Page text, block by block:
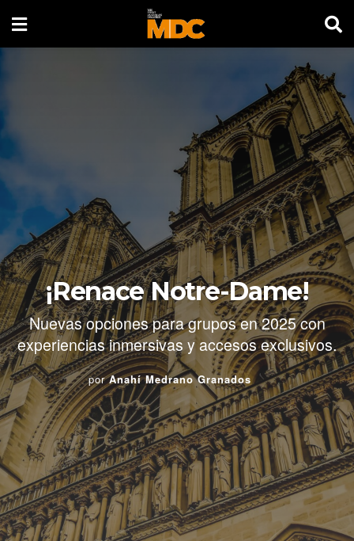
¡Renace Notre-Dame!
Nuevas opciones para grupos en 2025 con
experiencias inmersivas y accesos exclusivos.
por Anahí Medrano Granados